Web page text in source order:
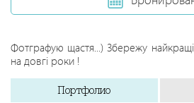
Фотграфую щастя...) Збережу
на довгі роки !
Портфолио